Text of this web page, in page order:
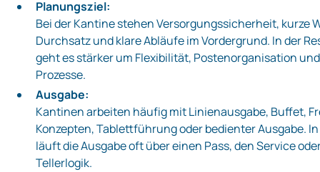
Planungsziel:
Bei der Kantine stehen Versorgungssicherheit, kurze
Durchsatz und klare Abläufe im Vordergrund. In der
geht es stärker um Flexibilität, Postenorganisation
Prozesse.
Ausgabe:
Kantinen arbeiten häufig mit Linienausgabe, Buffet,
Konzepten, Tablettführung oder bedienter Ausgabe.
läuft die Ausgabe oft über einen Pass, den Service
Tellerlogik.